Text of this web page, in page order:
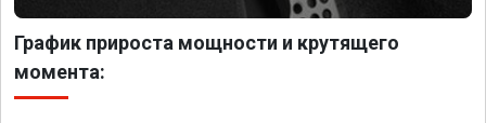
График прироста мощности и крутящего
момента: